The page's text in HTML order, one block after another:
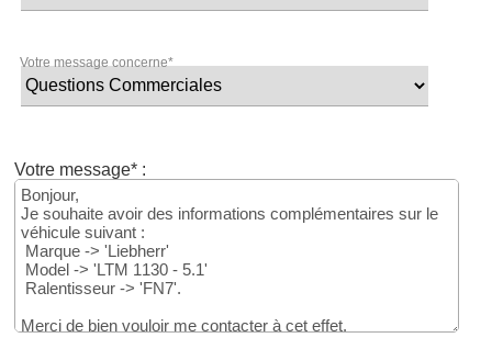
Votre message concerne*
Votre message* :